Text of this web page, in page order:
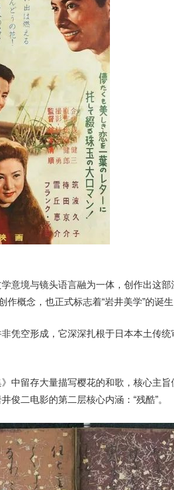
意境与镜头语言融为一体，创作出这
作概念，也正式标志着“岩井美学”的诞生
凭空形成，它深深扎根于日本本土传
中留存大量描写樱花的和歌，核心主
俊二电影的第二层核心内涵：“残酷”。